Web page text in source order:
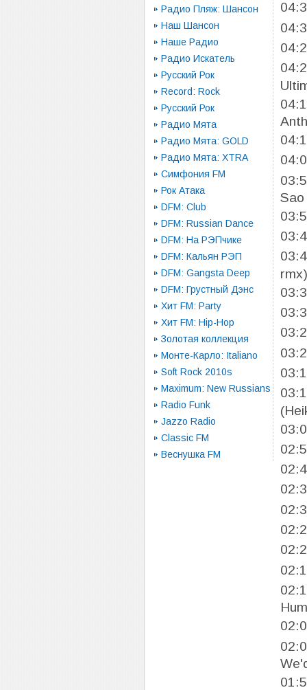
Радио Пляж: Шансон
Наш Шансон
Наше Радио
Радио Искатель
Русский Рок
Record: Rock
Русский Рок
Радио Мята
Радио Мята: GOLD
Радио Мята: XTRA
Симфония FM
Рок Атака
DFM: Club
DFM: Russian Dance
DFM: На РЭПчике
DFM: Кальян РЭП
DFM: Gangsta Deep
DFM: Грустный Дэнс
Хит FM: Party
Хит FM: Hip-Hop
Золотая коллекция
Монте-Карло: Italiano
Soft Rock 2010s
Maximum: New Russians
Radio Funk
Jazzo Radio
Classic FM
Веснушка FM
Sao
rmx)